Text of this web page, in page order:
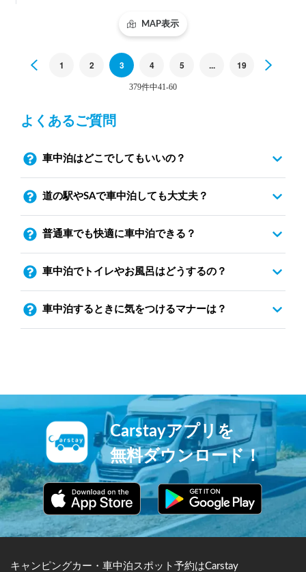
MAP表示
Previous
1 2 3 4 5 ... 19
379件中41-60
よくあるご質問
車中泊はどこでしてもいいの？
道の駅やSAで車中泊しても大丈夫？
普通車でも快適に車中泊できる？
車中泊でトイレやお風呂はどうするの？
車中泊するときに気をつけるマナーは？
Carstayアプリを
無料ダウンロード！
キャンピングカー・車中泊スポット予約はCarstay